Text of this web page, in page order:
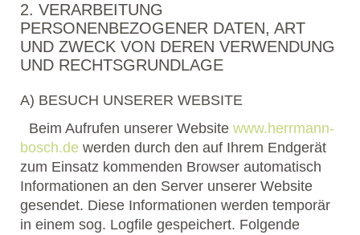
2. VERARBEITUNG
PERSONENBEZOGENER DATEN, ART
UND ZWECK VON DEREN VERWENDUNG
UND RECHTSGRUNDLAGE
A) BESUCH UNSERER WEBSITE
Beim Aufrufen unserer Website www.herrmann-
bosch.de werden durch den auf Ihrem Endgerät
zum Einsatz kommenden Browser automatisch
Informationen an den Server unserer Website
gesendet. Diese Informationen werden temporär
in einem sog. Logfile gespeichert. Folgende